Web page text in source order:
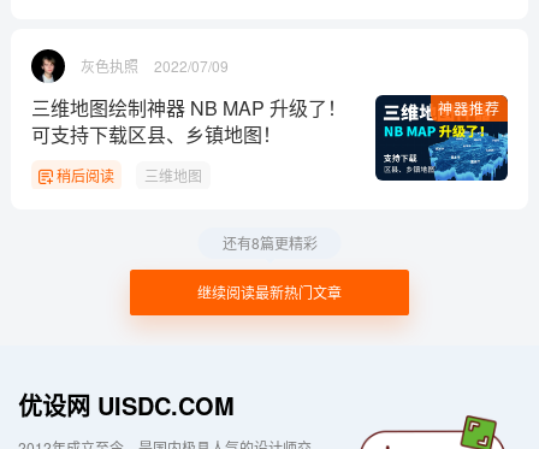
灰色执照 2022/07/09
神器推荐
三维地图绘制神器 NB MAP 升级了！
可支持下载区县、乡镇地图！
稍后阅读 三维地图
继续阅读最新热门文章
还有8篇更精彩
优设网 UISDC.COM